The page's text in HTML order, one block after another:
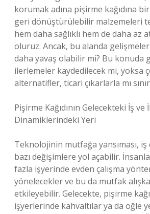
korumak adına pişirme kağıdına
geri dönüştürülebilir malzemeleri
hem daha sağlıklı hem de daha az
oluruz. Ancak, bu alanda
daha yavaş olabilir mi? Bu konuda
ilerlemeler kaydedilecek mi, yoksa
alternatifler, ticari çıkarlarla mı
Pişirme Kağıdının Gelecekteki İş ve
Dinamiklerindeki Yeri
Teknolojinin mutfağa yansıması, iş
bazı değişimlere yol açabilir.
fazla işyerinde evden çalışma
yönelecekler ve bu da mutfak
etkileyebilir. Gelecekte, pişirme
işyerlerinde kahvaltılar ya da öğle